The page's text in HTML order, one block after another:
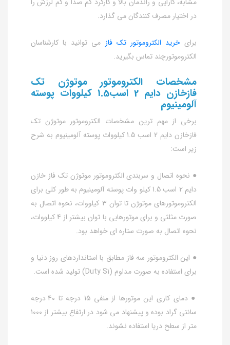
در اختیار مصرف کنندگان می گذارد.
برایخرید الکتروموتور تک فاز می توانید با کارشناسان
الکتروموتورچند تماس بگیرید.
مشخصات الکتروموتور موتوژن تک
فازخازن دایم 2 اسب1.5 کیلووات پوسته
آلومینیوم
برخی از مهم ترین مشخصات الکتروموتور موتوژن تک
فازخازن دایم 2 اسب 1.5 کیلووات پوسته آلومینیوم به شرح
زیر است:
● نحوه اتصال و سربندی الکتروموتور موتوژن تک فاز خازن
دایم 2 اسب 1.5 کیلو وات پوسته آلومینیوم به طور کلی برای
الکتروموتورهای موتوژن تا توان 3 کیلووات، نحوه اتصال به
صورت مثلثی و برای موتورهایی با توان بیشتر از 4 کیلووات،
نحوه اتصال به صورت ستاره ای خواهد بود.
● این الکتروموتور سه فاز مطابق با استانداردهای روز دنیا و
برای استفاده به صورت مداوم (Duty S1) تولید شده است.
● دمای کاری این موتورها از منفی 15 درجه تا 40 درجه
سانتی گراد بوده و پیشنهاد می شود در ارتفاع بیشتر از 1000
متر از سطح دریا استفاده نشوند.